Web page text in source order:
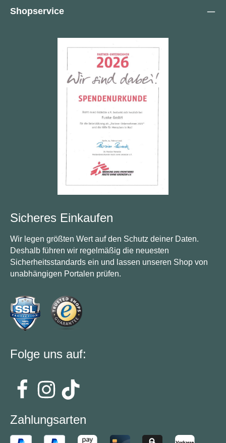
Shopservice
Sicheres Einkaufen
Wir legen größten Wert auf den Schutz deiner Daten.
Deshalb führen wir regelmäßig die neuesten
Sicherheitsstandards ein und lassen unseren Shop von
unabhängigen Portalen prüfen.
Folge uns auf:
Zahlungsarten